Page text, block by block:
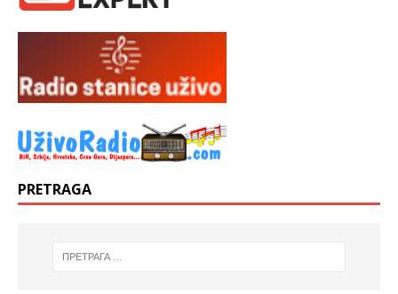
PRETRAGA